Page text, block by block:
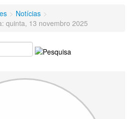
> Notícias >
quinta, 13 novembro 2025